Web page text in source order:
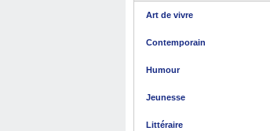
Art de vivre
Contemporain
Humour
Jeunesse
Littéraire